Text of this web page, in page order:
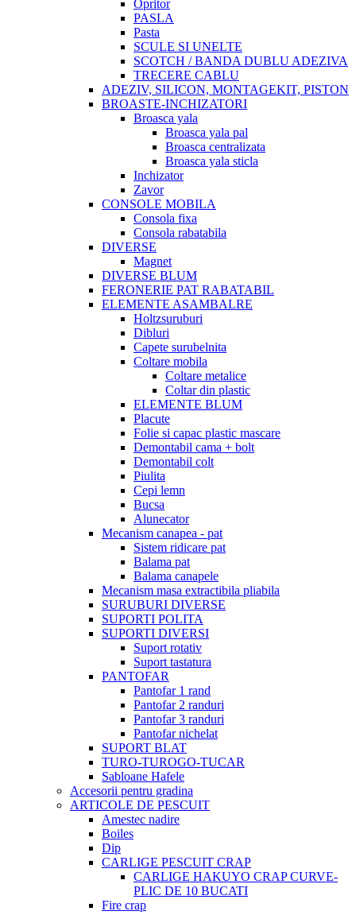
Opritor
PASLA
Pasta
SCULE SI UNELTE
SCOTCH / BANDA DUBLU ADEZIVA
TRECERE CABLU
ADEZIV, SILICON, MONTAGEKIT, PISTON
BROASTE-INCHIZATORI
Broasca yala
Broasca yala pal
Broasca centralizata
Broasca yala sticla
Inchizator
Zavor
CONSOLE MOBILA
Consola fixa
Consola rabatabila
DIVERSE
Magnet
DIVERSE BLUM
FERONERIE PAT RABATABIL
ELEMENTE ASAMBALRE
Holtzsuruburi
Dibluri
Capete surubelnita
Coltare mobila
Coltare metalice
Coltar din plastic
ELEMENTE BLUM
Placute
Folie si capac plastic mascare
Demontabil cama + bolt
Demontabil colt
Piulita
Cepi lemn
Bucsa
Alunecator
Mecanism canapea - pat
Sistem ridicare pat
Balama pat
Balama canapele
Mecanism masa extractibila pliabila
SURUBURI DIVERSE
SUPORTI POLITA
SUPORTI DIVERSI
Suport rotativ
Suport tastatura
PANTOFAR
Pantofar 1 rand
Pantofar 2 randuri
Pantofar 3 randuri
Pantofar nichelat
SUPORT BLAT
TURO-TUROGO-TUCAR
Sabloane Hafele
Accesorii pentru gradina
ARTICOLE DE PESCUIT
Amestec nadire
Boiles
Dip
CARLIGE PESCUIT CRAP
CARLIGE HAKUYO CRAP CURVE-
PLIC DE 10 BUCATI
Fire crap